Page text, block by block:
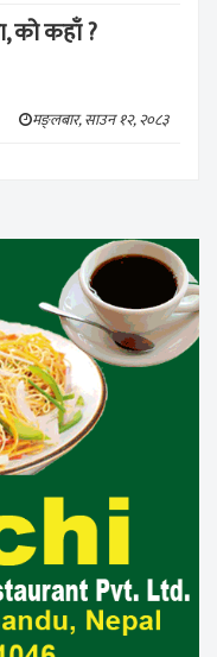
को कहाँ ?
मङ्लबार, साउन १२, २०८३